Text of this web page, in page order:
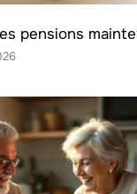
pensions